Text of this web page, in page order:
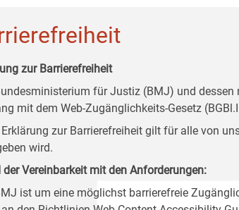
zur Barrierefreiheit
für Justiz (BMJ) und
mit dem Web-Zugänglichkeits-Gesetz
Erklärung zur Barrierefreiheit gilt für alle von
wird.
der Vereinbarkeit mit den Anforderungen:
ist um eine möglichst barrierefreie